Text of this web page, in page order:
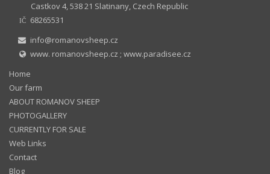
Castkov 4, 538 21 Slatinany, Czech Republic
IČ
68265531
info@romanovsheep.cz
www. romanovsheep.cz ; www.paradisee.cz
Home
Our farm
ABOUT ROMANOV SHEEP
PHOTOGALLERY
CURRENTLY FOR SALE
Web Links
Contact
Blog